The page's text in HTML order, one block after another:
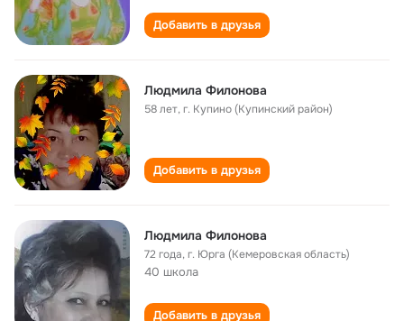
Добавить в друзья
Людмила Филонова
58 лет,г. Купино (Купинский район)
Добавить в друзья
Людмила Филонова
72 года,г. Юрга (Кемеровская область)
40 школа
Добавить в друзья